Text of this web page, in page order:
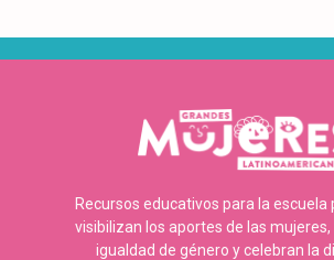
Recursos educativos para la escuela
visibilizan los aportes de las
igualdad de género y celebran la